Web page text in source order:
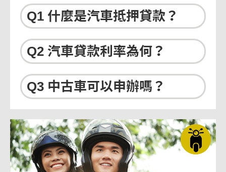
Q1 什麼是汽車抵押貸款？
Q2 汽車貸款利率為何？
Q3 中古車可以申辦嗎？